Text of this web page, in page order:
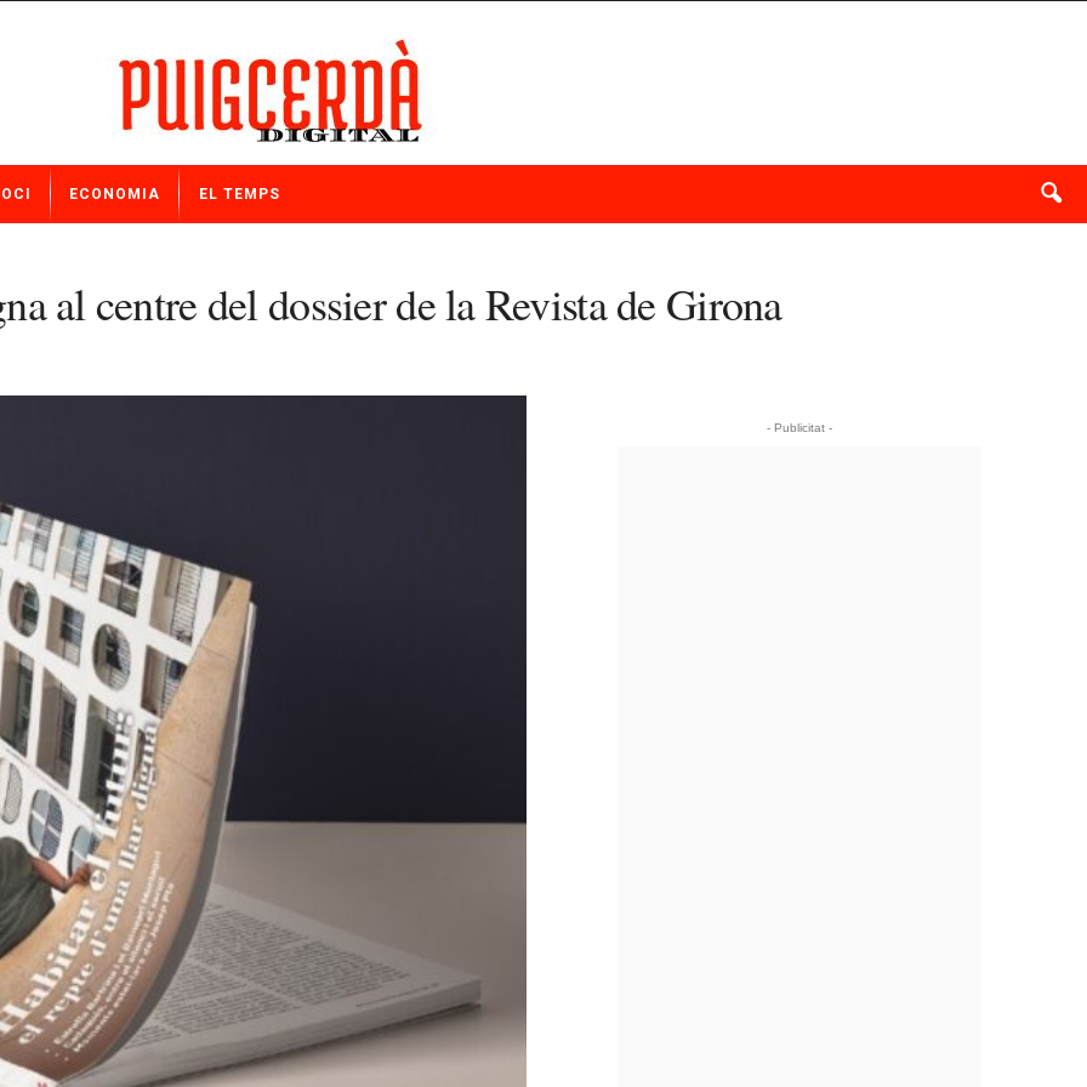
OCI ECONOMIA EL TEMPS
al centre del dossier de la Revista de Girona
- Publicitat -